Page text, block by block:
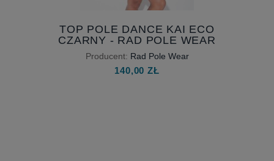
TOP POLE DANCE KAI ECO
CZARNY - RAD POLE WEAR
Producent: Rad Pole Wear
140,00 ZŁ